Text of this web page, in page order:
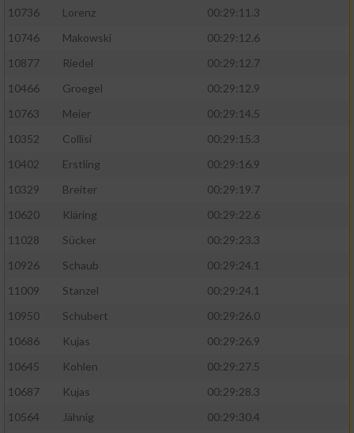
10736 Lorenz
00:29:11.3
10746
Makowski
00:29:12.6
10877
Riedel
00:29:12.7
10466
Groegel
00:29:12.9
10763
Meier
00:29:14.5
10352
Collisi
00:29:15.3
10402
Erstling
00:29:16.9
10329
Breiter
00:29:19.7
10620
Kläring
00:29:22.6
11028
Sücker
00:29:23.3
10926
Schaub
00:29:24.1
11009
Stanzel
00:29:24.1
10950
Schubert
00:29:26.0
10686
Kujas
00:29:26.9
10645
Kohlen
00:29:27.5
10687
Kujas
00:29:28.3
10564
Jähnig
00:29:30.4